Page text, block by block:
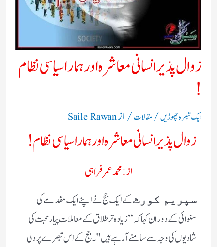
زوال پذیر انسانی معاشرہ اور ہمارا سیاسی نظام
!
ایک تبصرہ چھوڑیں/مقالات/ ازSaile Rawan
زوال پذیر انسانی معاشرہ اور ہمارا سیاسی نظام !
از :محمد عمر فراہی
سپریم کورٹکے ایک جج نے اپنے ایک مقدمے کی
سنوائی کے دوران کہا کہ” زیادہ تر طلاق کے معاملات پیار محبت کی
شادیوں کی وجہ سے سامنے آرہے ہیں "۔جج کے اس تبصرے پر دلی